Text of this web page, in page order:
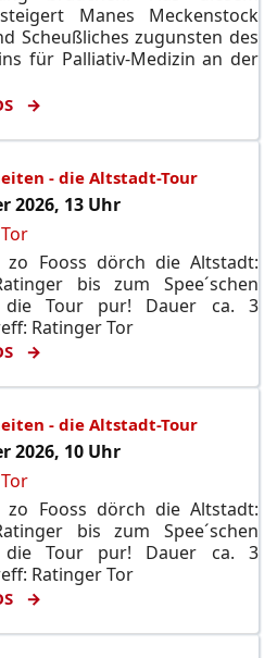
Manes Meckenstock
Scheußliches zugunsten des
für Palliativ-Medizin an der
- die Altstadt-Tour
2026, 13 Uhr
zo Fooss dörch die Altstadt:
bis zum Spee´schen
die Tour pur! Dauer ca. 3
Ratinger Tor
- die Altstadt-Tour
2026, 10 Uhr
zo Fooss dörch die Altstadt:
bis zum Spee´schen
die Tour pur! Dauer ca. 3
Ratinger Tor